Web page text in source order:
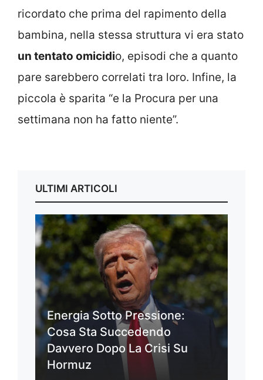
ricordato che prima del rapimento della
bambina, nella stessa struttura vi era stato
un tentato omicidio, episodi che a quanto
pare sarebbero correlati tra loro. Infine, la
piccola è sparita “e la Procura per una
settimana non ha fatto niente”.
ULTIMI ARTICOLI
Energia Sotto Pressione:
Cosa Sta Succedendo
Davvero Dopo La Crisi Su
Hormuz